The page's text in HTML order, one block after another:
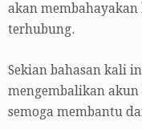
akan
terhubung.
Sekian bahasan kali
mengembalikan akun
semoga membantu